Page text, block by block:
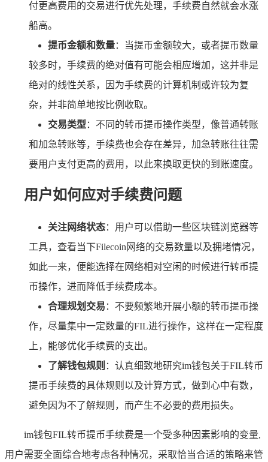
付更高费用的交易进行优先处理，手续费自然就会水涨
船高。
提币金额和数量：当提币金额较大，或者提币数量
较多时，手续费的绝对值有可能会相应增加，这并非是
绝对的线性关系，因为手续费的计算机制或许较为复
杂，并非简单地按比例收取。
交易类型 ：不同的转币提币操作类型，像普通转账
和加急转账等，手续费也会存在差异，加急转账往往需
要用户支付更高的费用，以此来换取更快的到账速度。
用户如何应对手续费问题
关注网络状态：用户可以借助一些区块链浏览器等
工具，查看当下Filecoin网络的交易数量以及拥堵情况，
如此一来，便能选择在网络相对空闲的时候进行转币提
币操作，进而降低手续费成本。
合理规划交易 ：不要频繁地开展小额的转币提币操
作，尽量集中一定数量的FIL进行操作，这样在一定程度
上，能够优化手续费的支出。
了解钱包规则 ：认真细致地研究im钱包关于FIL转币
提币手续费的具体规则以及计算方式，做到心中有数，
避免因为不了解规则，而产生不必要的费用损失。
im钱包FIL转币提币手续费是一个受多种因素影响的变量,
用户需要全面综合地考虑各种情况，采取恰当合适的策略来管